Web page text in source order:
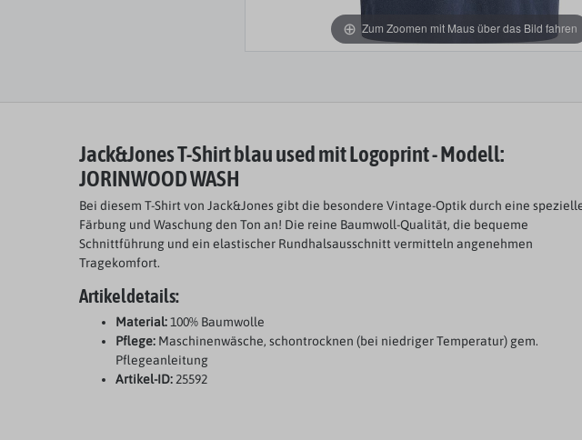
Zum Zoomen mit Maus über das Bild fahren
Jack&Jones T-Shirt blau used mit Logoprint - Modell:
JORINWOOD WASH
Bei diesem T-Shirt von Jack&Jones gibt die besondere Vintage-Optik durch eine
Färbung und Waschung den Ton an! Die reine Baumwoll-Qualität, die bequeme
Schnittführung und ein elastischer Rundhalsausschnitt vermitteln angenehmen
Tragekomfort.
Artikeldetails:
Material:100% Baumwolle
Pflege: Maschinenwäsche, schontrocknen (bei niedriger Temperatur) gem.
Pflegeanleitung
Artikel-ID: 25592